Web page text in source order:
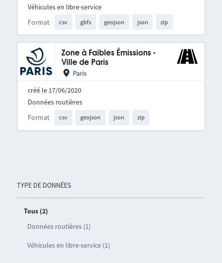
TYPE DE DONNÉES
Tous (2)
Données routières (1)
Véhicules en libre-service (1)
Format csv gbfs geojson json zip
Véhicules en libre-service
Zone à Faibles Émissions -
Ville de Paris
Paris
créé le 17/06/2020
Format csv geojson json zip
Données routières